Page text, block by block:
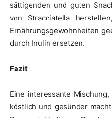
sättigenden und guten
von Stracciatella
Ernährungsgewohnheiten
durch Inulin ersetzen.
Fazit
Eine interessante
köstlich und gesünder